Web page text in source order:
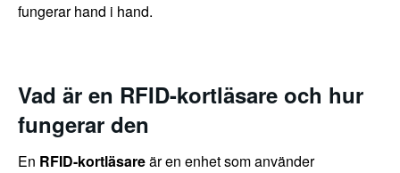
fungerar hand i hand.
Vad är en RFID-kortläsare och hur
fungerar den
En RFID-kortläsareär en enhet som använder